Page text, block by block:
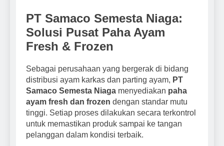
PT Samaco Semesta Niaga:
Solusi Pusat Paha Ayam
Fresh & Frozen
Sebagai perusahaan yang bergerak di bidang
distribusi ayam karkas dan parting ayam, PT
Samaco Semesta Niaga menyediakan paha
ayam fresh dan frozen dengan standar mutu
tinggi. Setiap proses dilakukan secara terkontrol
untuk memastikan produk sampai ke tangan
pelanggan dalam kondisi terbaik.